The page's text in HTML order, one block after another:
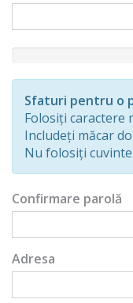
Rating:
Sfaturi pentru o
Folosiți caractere
Includeți măcar
Nu folosiți
Confirmare parolă
Adresa